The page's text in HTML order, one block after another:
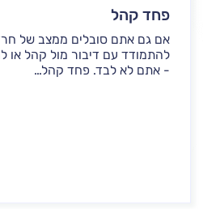
פחד קהל
אם גם אתם סובלים ממצב של
להתמודד עם דיבור מול קהל או
- אתם לא לבד. פחד קהל...